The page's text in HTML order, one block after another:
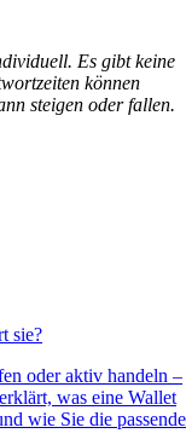
Es gibt keine
können
steigen oder fallen.
sie?
oder aktiv handeln –
was eine Wallet
wie Sie die passende